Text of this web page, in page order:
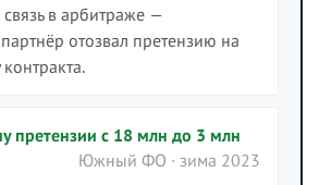
в арбитраже —
отозвал претензию на
претензии с 18 млн до 3 млн
Южный ФО · зима 2023